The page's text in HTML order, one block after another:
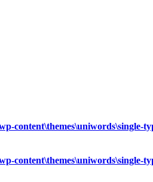
content\themes\uniwords\single-
content\themes\uniwords\single-